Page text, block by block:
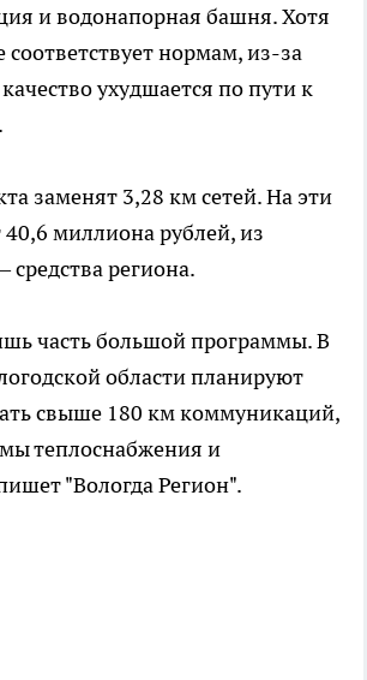
и водонапорная башня. Хотя
соответствует нормам, из-за
ухудшается по пути к
заменят 3,28 км сетей. На эти
миллиона рублей, из
региона.
часть большой программы. В
области планируют
свыше 180 км коммуникаций,
теплоснабжения и
"Вологда Регион".